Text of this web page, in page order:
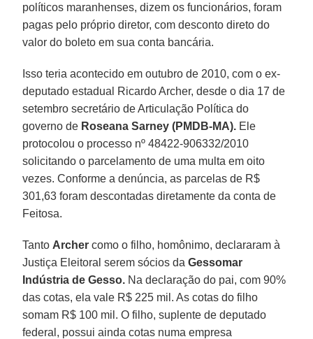
políticos maranhenses, dizem os funcionários, foram
pagas pelo próprio diretor, com desconto direto do
valor do boleto em sua conta bancária.
Isso teria acontecido em outubro de 2010, com o ex-
deputado estadual Ricardo Archer, desde o dia 17 de
setembro secretário de Articulação Política do
governo de Roseana Sarney (PMDB-MA). Ele
protocolou o processo nº 48422-906332/2010
solicitando o parcelamento de uma multa em oito
vezes. Conforme a denúncia, as parcelas de R$
301,63 foram descontadas diretamente da conta de
Feitosa.
Tanto Archer como o filho, homônimo, declararam à
Justiça Eleitoral serem sócios daGessomar
Indústria de Gesso. Na declaração do pai, com 90%
das cotas, ela vale R$ 225 mil. As cotas do filho
somam R$ 100 mil. O filho, suplente de deputado
federal, possui ainda cotas numa empresa